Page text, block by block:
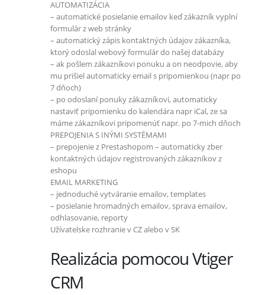
AUTOMATIZÁCIA
– automatické posielanie emailov keď zákazník vyplní
formulár z web stránky
– automatický zápis kontaktných údajov zákazníka,
ktorý odoslal webový formulár do našej databázy
– ak pošlem zákazníkovi ponuku a on neodpovie, aby
mu prišiel automaticky email s pripomienkou (napr po
7 dňoch)
– po odoslaní ponuky zákazníkovi, automaticky
nastaviť pripomienku do kalendára napr iCal, ze sa
máme zákazníkovi pripomenúť napr. po 7-mich dňoch
PREPOJENIA S INÝMI SYSTÉMAMI
– prepojenie z Prestashopom – automaticky zber
kontaktných údajov registrovaných zákazníkov z
eshopu
EMAIL MARKETING
– jednoduché vytváranie emailov, templates
– posielanie hromadných emailov, sprava emailov,
odhlasovanie, reporty
Užívatelske rozhranie v CZ alebo v SK
Realizácia pomocou Vtiger
CRM